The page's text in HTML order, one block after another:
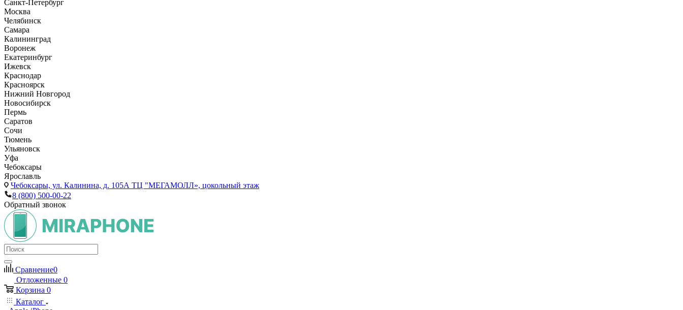
Санкт-Петербург
Москва
Челябинск
Самара
Калининград
Воронеж
Екатеринбург
Ижевск
Краснодар
Красноярск
Нижний Новгород
Новосибирск
Пермь
Саратов
Сочи
Тюмень
Ульяновск
Уфа
Чебоксары
Ярославль
Чебоксары, ул. Калинина, д. 105А ТЦ "МЕГАМОЛЛ», цокольный этаж
8 (800) 500-00-22
Обратный звонок
Сравнение0
Отложенные 0
Корзина 0
Каталог